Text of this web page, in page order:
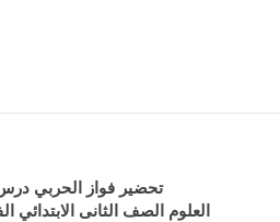
تحضير فواز الحربي
العلوم الصف الثانى الابتدائي